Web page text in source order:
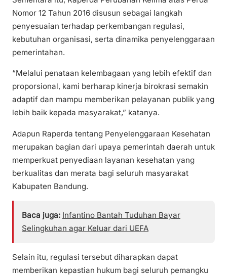
Nomor 12 Tahun 2016 disusun sebagai langkah
penyesuaian terhadap perkembangan regulasi,
kebutuhan organisasi, serta dinamika penyelenggaraan
pemerintahan.
“Melalui penataan kelembagaan yang lebih efektif dan
proporsional, kami berharap kinerja birokrasi semakin
adaptif dan mampu memberikan pelayanan publik yang
lebih baik kepada masyarakat,” katanya.
Adapun Raperda tentang Penyelenggaraan Kesehatan
merupakan bagian dari upaya pemerintah daerah untuk
memperkuat penyediaan layanan kesehatan yang
berkualitas dan merata bagi seluruh masyarakat
Kabupaten Bandung.
Baca juga: Infantino Bantah Tuduhan Bayar
Selingkuhan agar Keluar dari UEFA
Selain itu, regulasi tersebut diharapkan dapat
memberikan kepastian hukum bagi seluruh pemangku